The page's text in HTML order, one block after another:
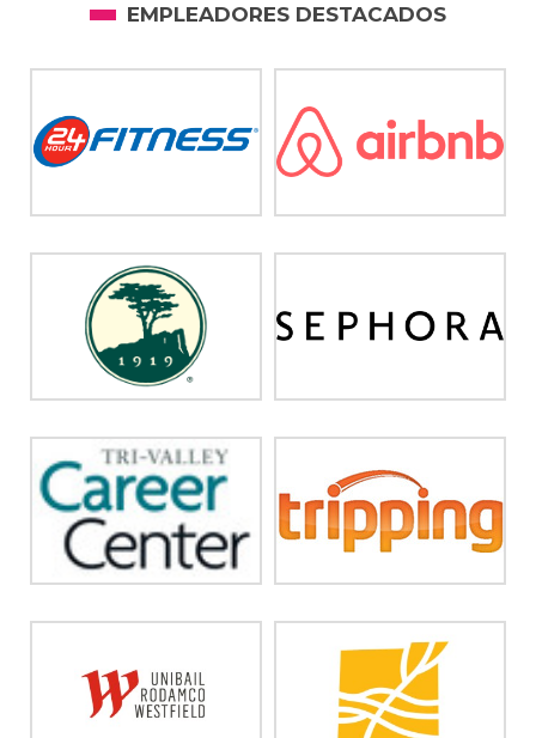
EMPLEADORES DESTACADOS